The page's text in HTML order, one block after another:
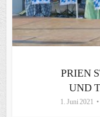
PRIEN
UND
1. Juni 2021